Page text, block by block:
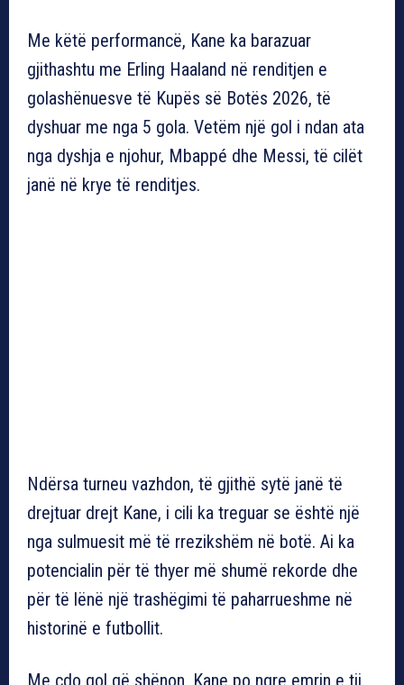
Me këtë performancë, Kane ka barazuar
gjithashtu me Erling Haaland në renditjen e
golashënuesve të Kupës së Botës 2026, të
dyshuar me nga 5 gola. Vetëm një gol i ndan ata
nga dyshja e njohur, Mbappé dhe Messi, të cilët
janë në krye të renditjes.
Ndërsa turneu vazhdon, të gjithë sytë janë të
drejtuar drejt Kane, i cili ka treguar se është një
nga sulmuesit më të rrezikshëm në botë. Ai ka
potencialin për të thyer më shumë rekorde dhe
për të lënë një trashëgimi të paharrueshme në
historinë e futbollit.
Me çdo gol që shënon, Kane po ngre emrin e tij